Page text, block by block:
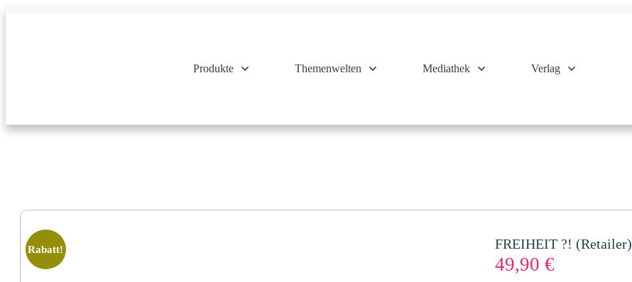
Produkte Themenwelten Mediathek Verlag
Rabatt! FREIHEIT ?! (Retailer)
49,90€